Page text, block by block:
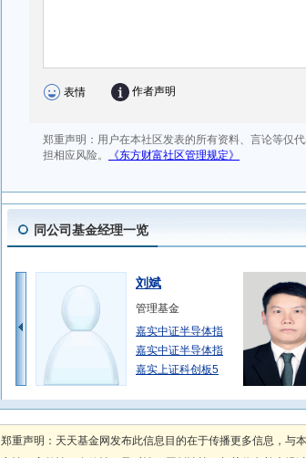
同公司基金经理一览
刘斌
管理基金
嘉实中证半导体指
嘉实中证半导体指
嘉实上证科创板5
张庆平
管理基金
嘉实多利收益债券
郑重声明：天天基金网发布此信息目的在于传播更多信息，与